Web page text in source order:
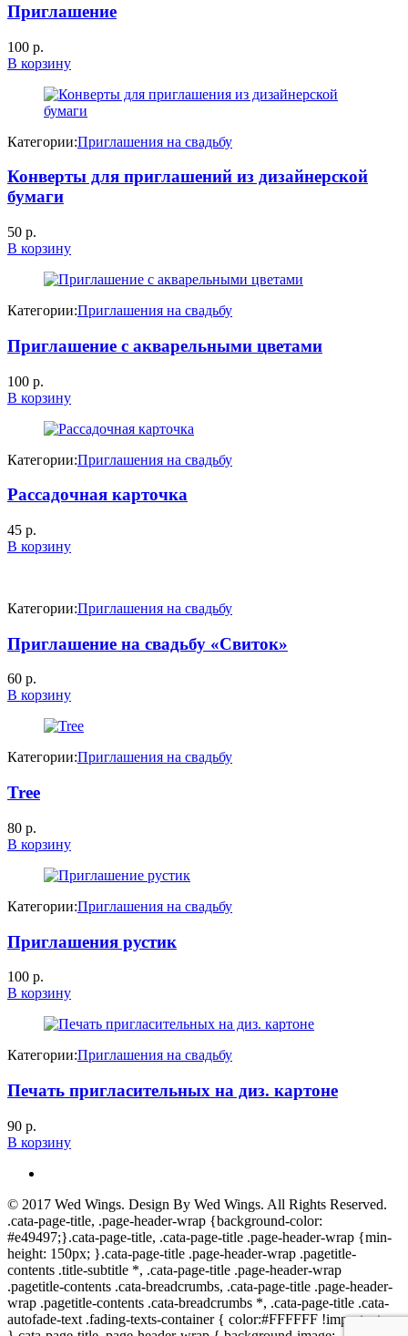
Приглашение
100 р.
В корзину
Категории:Приглашения на свадьбу
Конверты для приглашений из дизайнерской
бумаги
50 р.
В корзину
Категории:Приглашения на свадьбу
Приглашение с акварельными цветами
100 р.
В корзину
Категории:Приглашения на свадьбу
Рассадочная карточка
45 р.
В корзину
Категории:Приглашения на свадьбу
Приглашение на свадьбу «Свиток»
60 р.
В корзину
Категории:Приглашения на свадьбу
Tree
80 р.
В корзину
Категории:Приглашения на свадьбу
Приглашения рустик
100 р.
В корзину
Категории:Приглашения на свадьбу
Печать пригласительных на диз. картоне
90 р.
В корзину
© 2017 Wed Wings. Design By Wed Wings. All Rights Reserved.
.cata-page-title, .page-header-wrap {background-color:
#e49497;}.cata-page-title, .cata-page-title .page-header-wrap {min-
height: 150px; }.cata-page-title .page-header-wrap .pagetitle-
contents .title-subtitle *, .cata-page-title .page-header-wrap
.pagetitle-contents .cata-breadcrumbs, .cata-page-title .page-header-
wrap .pagetitle-contents .cata-breadcrumbs *, .cata-page-title .cata-
autofade-text .fading-texts-container { color:#FFFFFF !important;